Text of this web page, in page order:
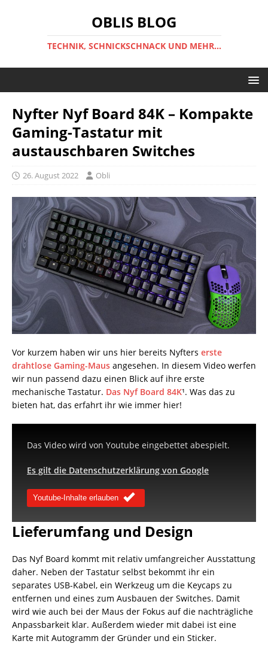
OBLIS BLOG
TECHNIK, SCHNICKSCHNACK UND MEHR...
Nyfter Nyf Board 84K – Kompakte
Gaming-Tastatur mit
austauschbaren Switches
26. August 2022 Obli
Vor kurzem haben wir uns hier bereits Nyfters erste
drahtlose Gaming-Maus angesehen. In diesem Video werfen
wir nun passend dazu einen Blick auf ihre erste
mechanische Tastatur. Das Nyf Board 84K¹. Was das zu
bieten hat, das erfahrt ihr wie immer hier!
Das Video wird von Youtube eingebettet abespielt.
Es gilt die Datenschutzerklärung von Google
Youtube-Inhalte erlauben
Lieferumfang und Design
Das Nyf Board kommt mit relativ umfangreicher Ausstattung
daher. Neben der Tastatur selbst bekommt ihr ein
separates USB-Kabel, ein Werkzeug um die Keycaps zu
entfernen und eines zum Ausbauen der Switches. Damit
wird wie auch bei der Maus der Fokus auf die nachträgliche
Anpassbarkeit klar. Außerdem wieder mit dabei ist eine
Karte mit Autogramm der Gründer und ein Sticker.